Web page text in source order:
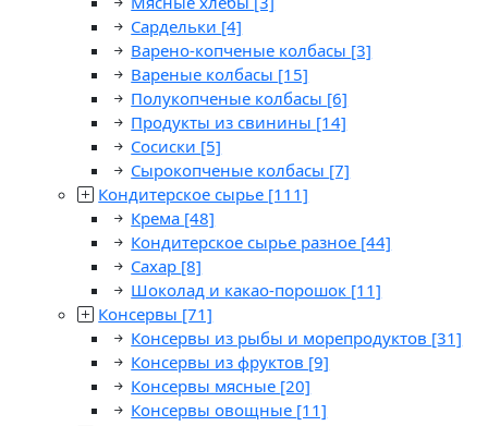
Сардельки [4]
Варено-копченые колбасы [3]
Вареные колбасы [15]
Полукопченые колбасы [6]
Продукты из свинины [14]
Сосиски [5]
Сырокопченые колбасы [7]
Кондитерское сырье [111]
Крема [48]
Кондитерское сырье разное [44]
Сахар [8]
Шоколад и какао-порошок [11]
Консервы [71]
Консервы из рыбы и морепродуктов [31]
Консервы из фруктов [9]
Консервы мясные [20]
Консервы овощные [11]